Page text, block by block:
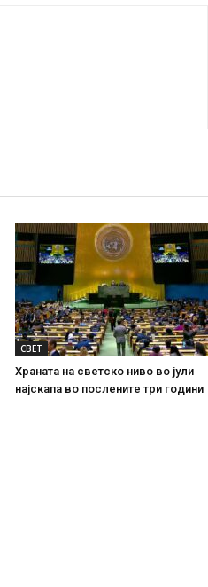
СВЕТ
Храната на светско ниво во јули
најскапа во послените три години